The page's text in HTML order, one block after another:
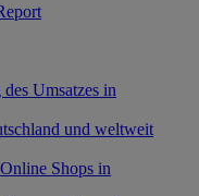
Umsatzes in
und weltweit
Shops in